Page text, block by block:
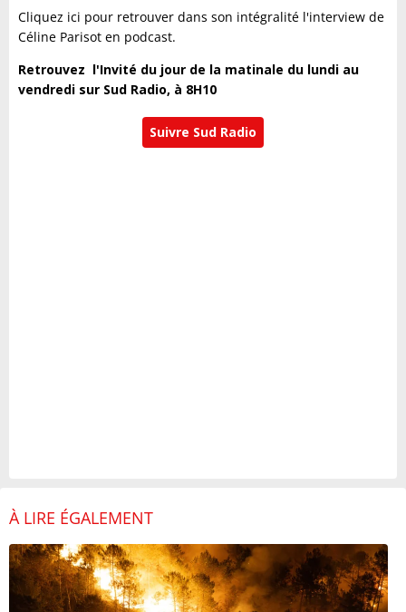
Cliquez ici pour retrouver dans son intégralité l'interview de
Céline Parisot en podcast.
Retrouvez l'Invité du jour de la matinale du lundi au
vendredi sur Sud Radio, à 8H10
Suivre Sud Radio
À LIRE ÉGALEMENT